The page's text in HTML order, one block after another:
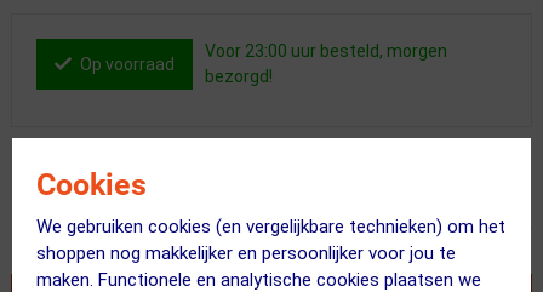
Cookies
We gebruiken cookies (en vergelijkbare technieken) om het
shoppen nog makkelijker en persoonlijker voor jou te
maken. Functionele en analytische cookies plaatsen we
Op voorraad
Voor 23:00 uur besteld, morgen
bezorgd!
Inclusief BTW